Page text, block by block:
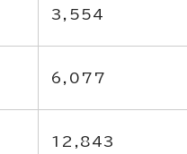
3,554
6,077
12,843